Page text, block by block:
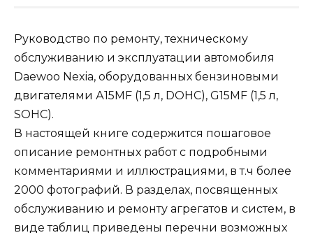
Руководство по ремонту, техническому
обслуживанию и эксплуатации автомобиля
Daewoo Nexia, оборудованных бензиновыми
двигателями А15MF (1,5 л, DOHC), G15MF (1,5 л,
SOHC).
В настоящей книге содержится пошаговое
описание ремонтных работ с подробными
комментариями и иллюстрациями, в т.ч более
2000 фотографий. В разделах, посвященных
обслуживанию и ремонту агрегатов и систем, в
виде таблиц приведены перечни возможных